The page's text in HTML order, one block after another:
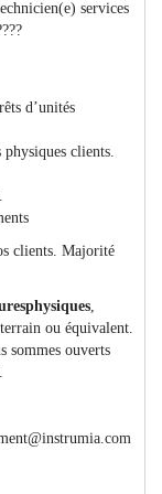
services
d’unités
clients.
clients. Majorité
,
ou équivalent.
sommes ouverts